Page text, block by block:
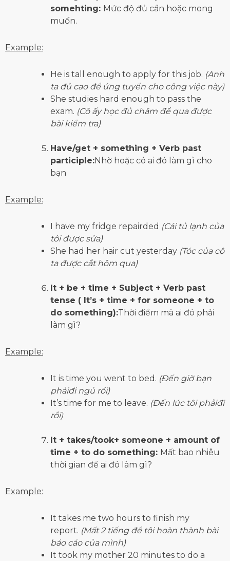
somehting: Mức độ đủ cần hoặc mong
muốn.
Example:
He is tall enough to apply for this job. (Anh
ta đủ cao để ứng tuyển cho công việc này)
She studies hard enough to pass the
exam. (Cô ấy học đủ chăm để qua được
bài kiểm tra)
Have/get + something + Verb past
participle:Nhờ hoặc có ai đó làm gì cho
bạn
Example:
I have my fridge repairded (Cái tủ lạnh của
tôi được sửa)
She had her hair cut yesterday (Tóc của cô
ta được cắt hôm qua)
It + be + time + Subject + Verb past
tense ( It’s + time + for someone + to
do something):Thời điểm mà ai đó phải
làm gì?
Example:
It is time you went to bed. (Đến giờ bạn
phảiđi ngủ rồi)
It’s time for me to leave. (Đến lúc tôi phảiđi
rồi)
It + takes/took+ someone + amount of
time + to do something: Mất bao nhiêu
thời gian để ai đó làm gì?
Example:
It takes me two hours to finish my
report. (Mất 2 tiếng để tôi hoàn thành bài
báo cáo của mình)
It took my mother 20 minutes to do a